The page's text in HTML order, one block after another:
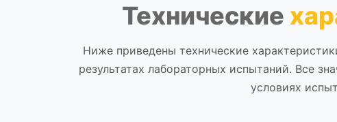
Технические
Ниже приведены технические
результатах лабораторных испытаний. Все
условиях